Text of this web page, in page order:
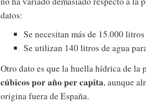
datos:
Se necesitan más de 15.000
Se utilizan 140 litros de agua
Otro dato es que la huella hídrica de la
cúbicos por año per capita, aunque
origina fuera de España.